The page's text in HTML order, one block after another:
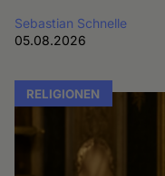
Sebastian Schnelle
05.08.2026
RELIGIONEN